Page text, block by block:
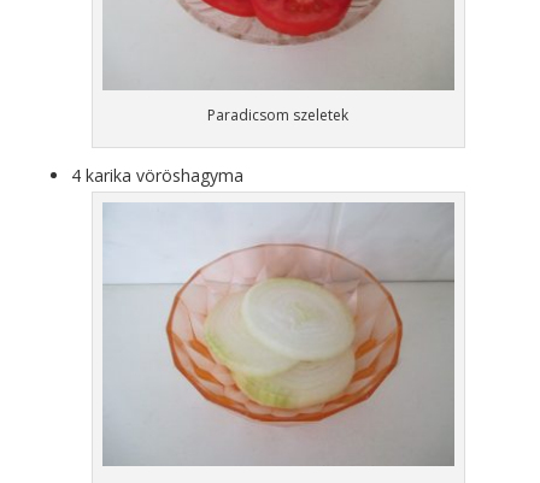
Paradicsom szeletek
4 karika vöröshagyma